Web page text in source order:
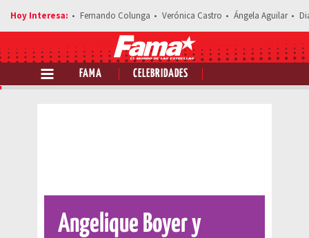
Fernando Colunga Verónica Castro Ángela Aguilar
FAMA CELEBRIDADES
Comparte esta noticia
Angelique Boyer y